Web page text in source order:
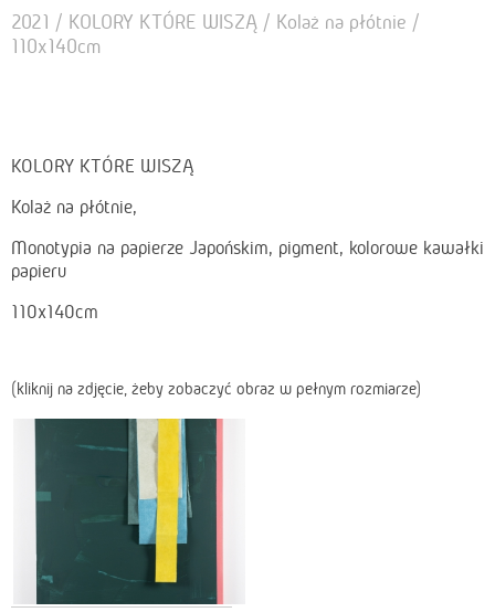
2021 / KOLORY KTÓRE WISZĄ / Kolaż na płótnie /
110x140cm
KOLORY KTÓRE WISZĄ
Kolaż na płótnie,
Monotypia na papierze Japońskim, pigment, kolorowe kawałki
papieru
110x140cm
(kliknij na zdjęcie, żeby zobaczyć obraz w pełnym rozmiarze)